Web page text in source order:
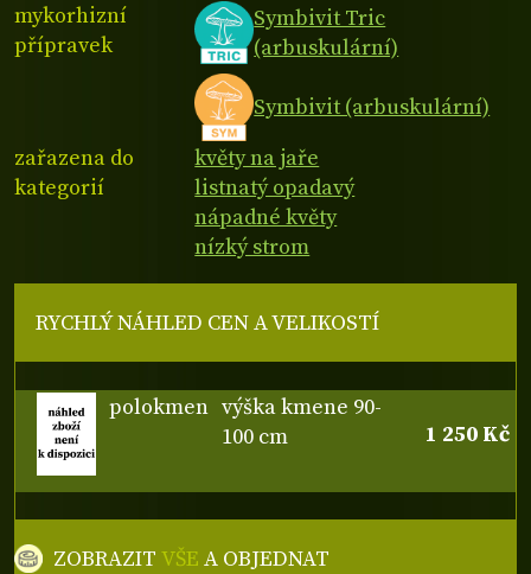
mykorhizní
přípravek
Symbivit Tric
(arbuskulární)
Symbivit (arbuskulární)
zařazena do
kategorií
květy na jaře
listnatý opadavý
nápadné květy
nízký strom
RYCHLÝ NÁHLED CEN A VELIKOSTÍ
polokmen výška kmene 90-
100 cm
1 250 Kč
ZOBRAZITVŠE A OBJEDNAT